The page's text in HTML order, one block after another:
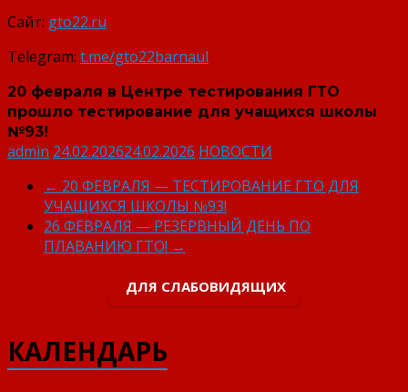
Сайт: gto22.ru
Telegram: t.me/gto22barnaul
20 февраля в Центре тестирования ГТО
прошло тестирование для учащихся школы
№93!
admin 24.02.202624.02.2026 НОВОСТИ
← 20 ФЕВРАЛЯ — ТЕСТИРОВАНИЕ ГТО ДЛЯ
УЧАЩИХСЯ ШКОЛЫ №93!
26 ФЕВРАЛЯ — РЕЗЕРВНЫЙ ДЕНЬ ПО
ПЛАВАНИЮ ГТО! →
ДЛЯ СЛАБОВИДЯЩИХ
КАЛЕНДАРЬ